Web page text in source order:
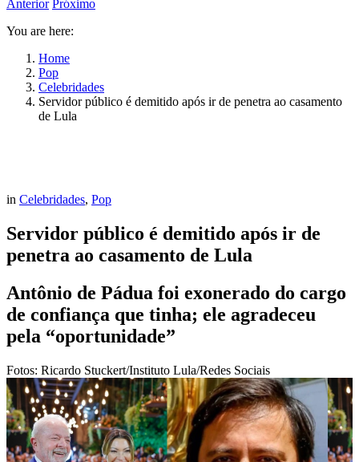
Anterior Próximo
You are here:
Home
Pop
Celebridades
Servidor público é demitido após ir de penetra ao casamento
de Lula
in Celebridades, Pop
Servidor público é demitido após ir de
penetra ao casamento de Lula
Antônio de Pádua foi exonerado do cargo
de confiança que tinha; ele agradeceu
pela “oportunidade”
Fotos: Ricardo Stuckert/Instituto Lula/Redes Sociais